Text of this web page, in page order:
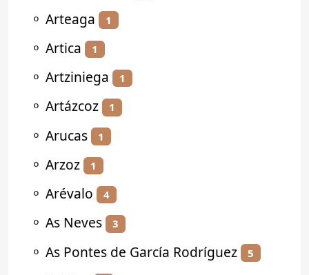
⚬ Arteaga 1
⚬ Artica 1
⚬ Artziniega 1
⚬ Artázcoz 1
⚬ Arucas 1
⚬ Arzoz 1
⚬ Arévalo 4
⚬ As Neves 3
⚬ As Pontes de García Rodríguez 5